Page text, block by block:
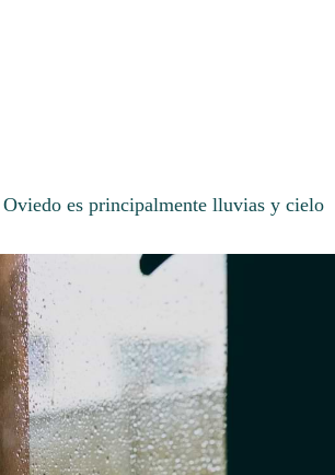
es principalmente lluvias y cielo